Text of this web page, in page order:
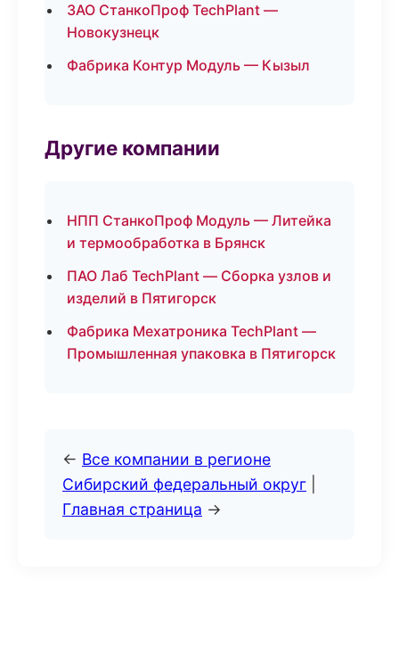
ЗАО СтанкоПроф TechPlant —
Новокузнецк
Фабрика Контур Модуль — Кызыл
Другие компании
НПП СтанкоПроф Модуль — Литейка
и термообработка в Брянск
ПАО Лаб TechPlant — Сборка узлов и
изделий в Пятигорск
Фабрика Мехатроника TechPlant —
Промышленная упаковка в Пятигорск
← Все компании в регионе
Сибирский федеральный округ
Главная страница →